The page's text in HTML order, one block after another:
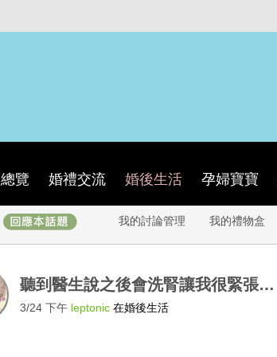
總覽 婚禮交流 婚後生活 孕婦寶寶
我的討論管理 我的禮物盒
聽到醫生說之後會洗腎讓我很緊張…
3/24 下午 leptonic在婚後生活